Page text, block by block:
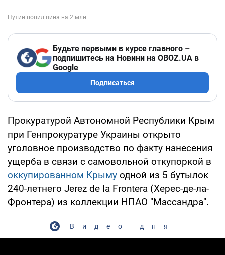
Будьте первыми в курсе главного –
подпишитесь на Новини на OBOZ.UA в
Google
Подписаться
Прокуратурой Автономной Республики Крым
при Генпрокуратуре Украины открыто
уголовное производство по факту нанесения
ущерба в связи с самовольной откупоркой в
оккупированном Крыму одной из 5 бутылок
240-летнего Jerez de la Frontera (Херес-де-ла-
Фронтера) из коллекции НПАО "Массандра".
Видео дня